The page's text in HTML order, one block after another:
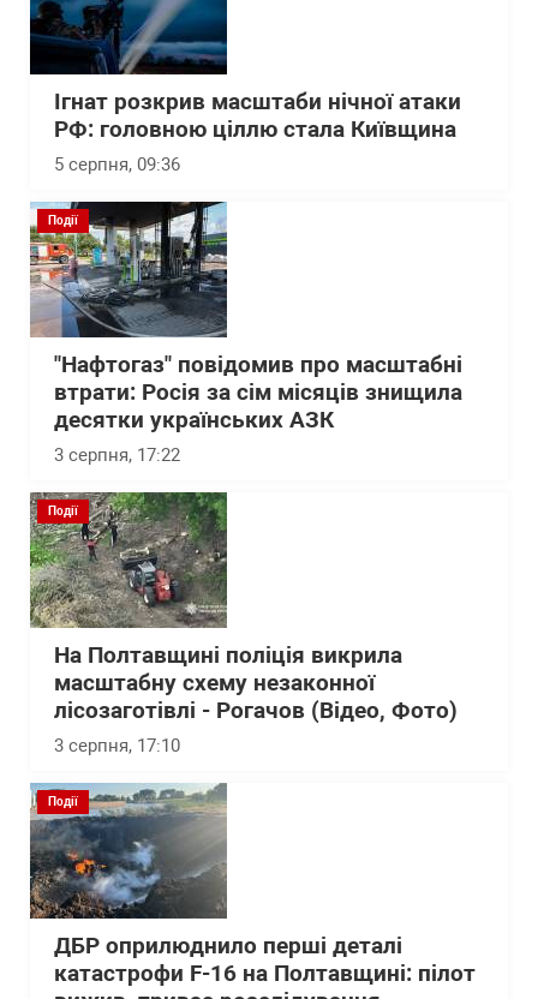
Ігнат розкрив масштаби нічної атаки
РФ: головною ціллю стала Київщина
5 серпня, 09:36
Події
"Нафтогаз" повідомив про масштабні
втрати: Росія за сім місяців знищила
десятки українських АЗК
3 серпня, 17:22
Події
На Полтавщині поліція викрила
масштабну схему незаконної
лісозаготівлі - Рогачов (Відео, Фото)
3 серпня, 17:10
Події
ДБР оприлюднило перші деталі
катастрофи F-16 на Полтавщині: пілот